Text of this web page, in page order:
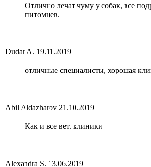
Отлично лечат чуму у собак, все
питомцев.
Dudar A. 19.11.2019
отличные специалисты, хорошая
Abil Aldazharov 21.10.2019
Как и все вет. клиники
Alexandra S. 13.06.2019